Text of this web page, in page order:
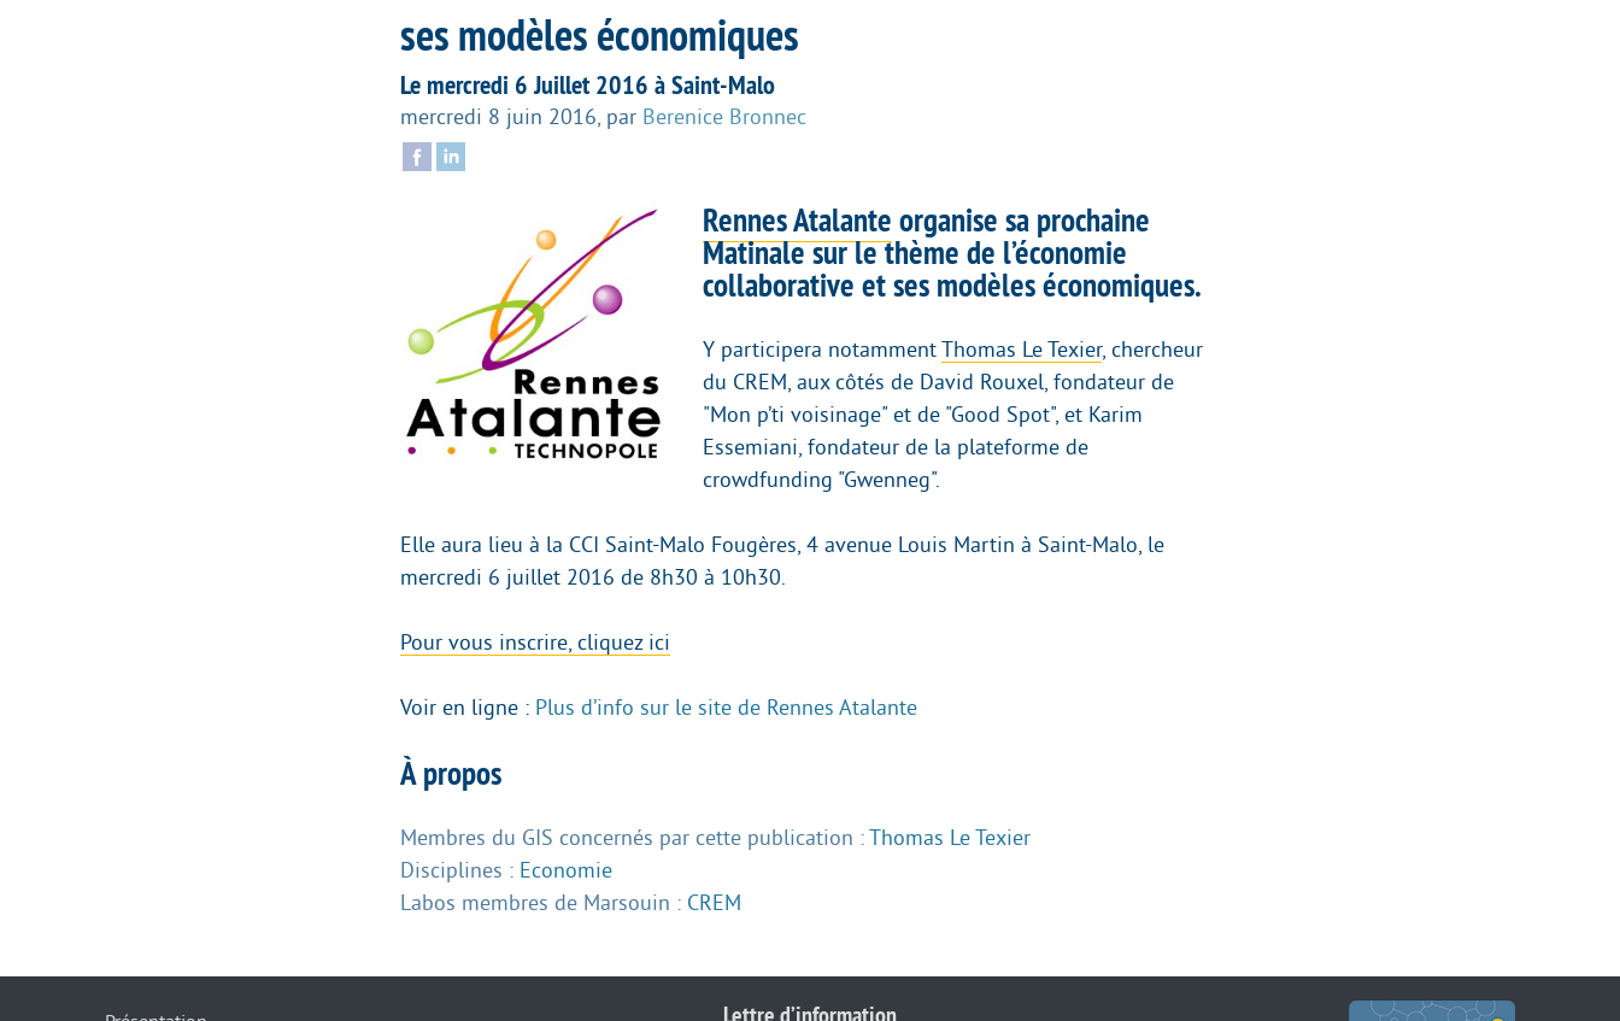
ses modèles économiques
Le mercredi 6 Juillet 2016 à Saint-Malo
mercredi 8 juin 2016 par Berenice Bronnec
Rennes Atalante organise sa prochaine
Matinale sur le thème de l’économie
collaborative et ses modèles économiques.
Y participera notammentThomas Le Texier, chercheur
du CREM, aux côtés de David Rouxel, fondateur de
"Mon p’ti voisinage" et de "Good Spot", et Karim
Essemiani, fondateur de la plateforme de
crowdfunding "Gwenneg".
Elle aura lieu à la CCI Saint-Malo Fougères, 4 avenue Louis Martin à Saint-Malo, le
mercredi 6 juillet 2016 de 8h30 à 10h30.
Pour vous inscrire, cliquez ici
Voir en ligne : Plus d’info sur le site de Rennes Atalante
À propos
Membres du GIS concernés par cette publication : Thomas Le Texier
Disciplines : Economie
Labos membres de Marsouin : CREM